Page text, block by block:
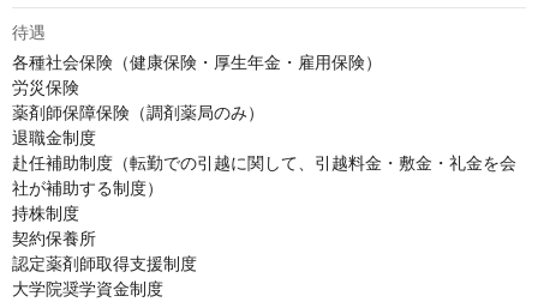
待遇
各種社会保険（健康保険・厚生年金・雇用保険）
労災保険
薬剤師保障保険（調剤薬局のみ）
退職金制度
赴任補助制度（転勤での引越に関して、引越料金・敷金・礼金を会
社が補助する制度）
持株制度
契約保養所
認定薬剤師取得支援制度
大学院奨学資金制度